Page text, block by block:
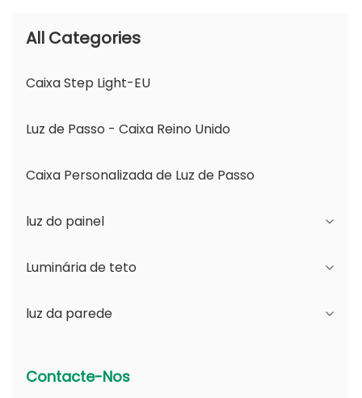
All Categories
Caixa Step Light-EU
Luz de Passo - Caixa Reino Unido
Caixa Personalizada de Luz de Passo
luz do painel
Série JDL
Série DSDL
Luminária de teto
Série JCL
luz da parede
Abertura Mutável
Contacte-Nos